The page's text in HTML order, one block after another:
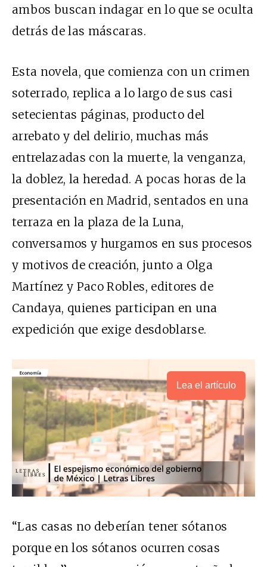
ambos buscan indagar en lo que se oculta
detrás de las máscaras.
Esta novela, que comienza con un crimen
soterrado, replica a lo largo de sus casi
setecientas páginas, producto del
arrebato y del delirio, muchas más
entrelazadas con la muerte, la venganza,
la doblez, la heredad. A pocas horas de la
presentación en Madrid, sentados en una
terraza en la plaza de la Luna,
conversamos y hurgamos en sus procesos
y motivos de creación, junto a Olga
Martínez y Paco Robles, editores de
Candaya, quienes participan en una
expedición que exige desdoblarse.
Lea el artículo
“Las casas no deberían tener sótanos
porque en los sótanos ocurren cosas